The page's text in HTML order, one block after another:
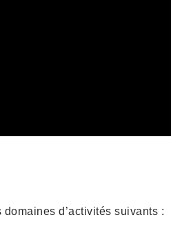
d’activités suivants :